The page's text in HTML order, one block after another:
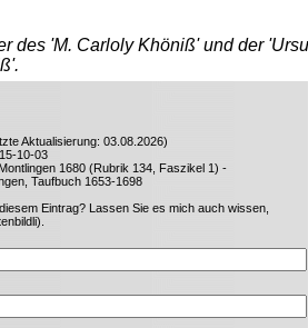
des 'M. Carloly Khöniß' und der
Aktualisierung: 03.08.2026)
10-03
1680 (Rubrik 134, Faszikel 1) -
Taufbuch 1653-1698
Eintrag? Lassen Sie es mich auch wissen,